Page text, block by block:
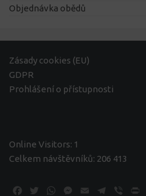
Objednávka obědů
Zásady cookies (EU)
GDPR
Prohlášení o přístupnosti
Online Visitors: 1
Celkem návštěvníků: 206 413
Facebook
TwitterWhatsApp
Messenger
Email Telegram
Viber